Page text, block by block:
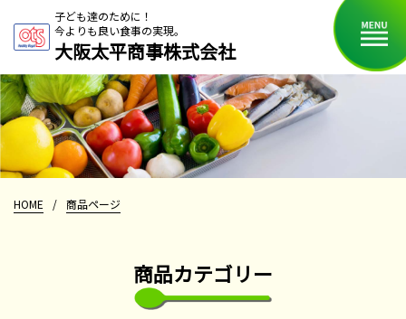
子ども達のために！
今よりも良い食事の実現。
大阪太平商事株式会社
HOME / 商品ページ
商品カテゴリー